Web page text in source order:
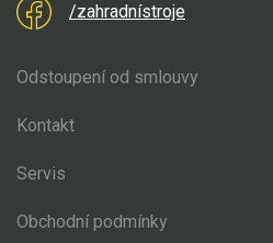
/zahradnístroje
Odstoupení od smlouvy
Kontakt
Servis
Obchodní podmínky